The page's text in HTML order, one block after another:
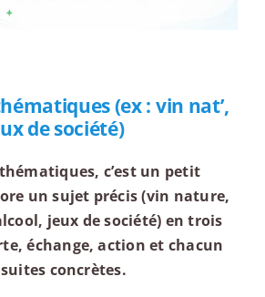
(ex : vin nat’,
de société)
c’est un petit
un sujet précis (vin nature,
jeux de société) en trois
échange, action et chacun
concrètes.